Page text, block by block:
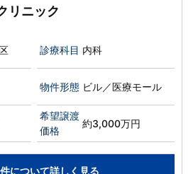
リニック
診療科目 内科
物件形態 ビル／医療モール
希望譲渡
価格
約3,000万円
について詳しく見る